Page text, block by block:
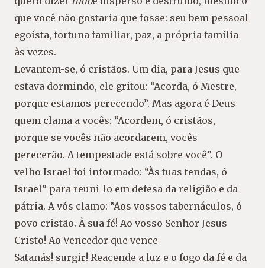
que você não gostaria que fosse: seu bem pessoal
egoísta, fortuna familiar, paz, a própria família
às vezes.
Levantem-se, ó cristãos. Um dia, para Jesus que
estava dormindo, ele gritou: “Acorda, ó Mestre,
porque estamos perecendo”. Mas agora é Deus
quem clama a vocês: “Acordem, ó cristãos,
porque se vocês não acordarem, vocês
perecerão. A tempestade está sobre você”. O
velho Israel foi informado: “Às tuas tendas, ó
Israel” para reuni-lo em defesa da religião e da
pátria. A vós clamo: “Aos vossos tabernáculos, ó
povo cristão. À sua fé! Ao vosso Senhor Jesus
Cristo! Ao Vencedor que vence
Satanás! surgir! Reacende a luz e o fogo da fé e da